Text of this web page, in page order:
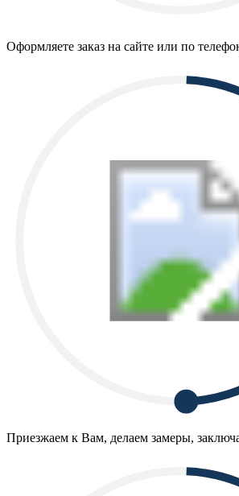
Оформляете заказ на сайте или по
Приезжаем к Вам, делаем замеры,